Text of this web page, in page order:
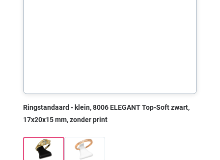
Ringstandaard - klein, 8006 ELEGANT Top-Soft zwart,
17x20x15 mm, zonder print